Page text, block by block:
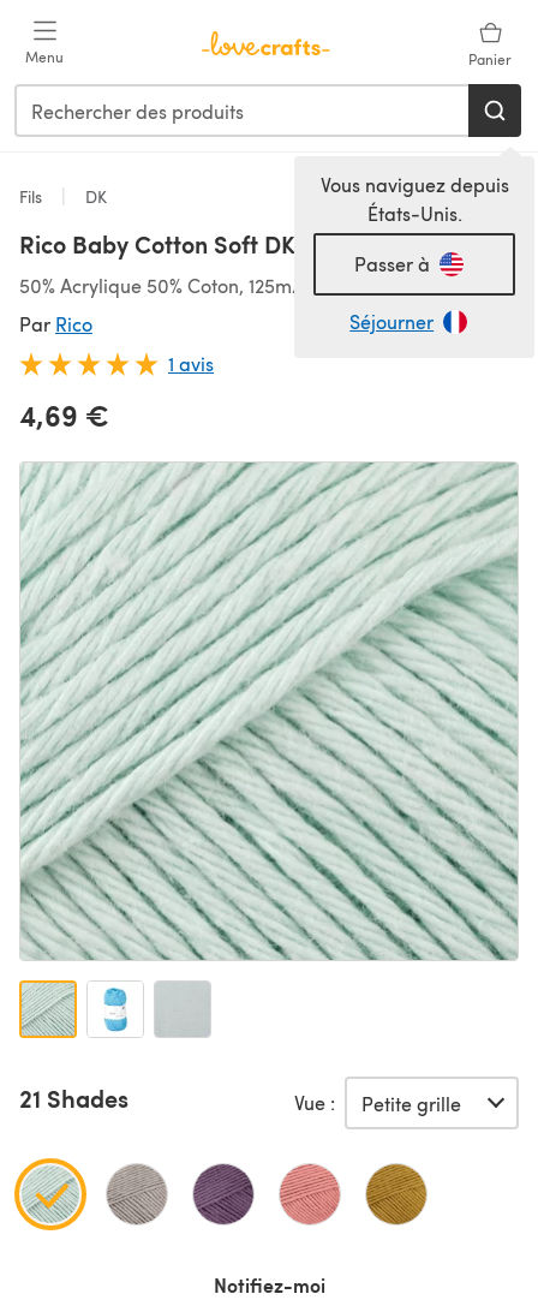
Menu Panier
Vous naviguez depuis
États-Unis.
Passer à
Séjourner
Fils DK
Rico Baby Cotton Soft DK
50% Acrylique 50% Coton, 125m/50g, DK
Par Rico
1 avis
4,69 €
21 Shades Vue :
Notifiez-moi